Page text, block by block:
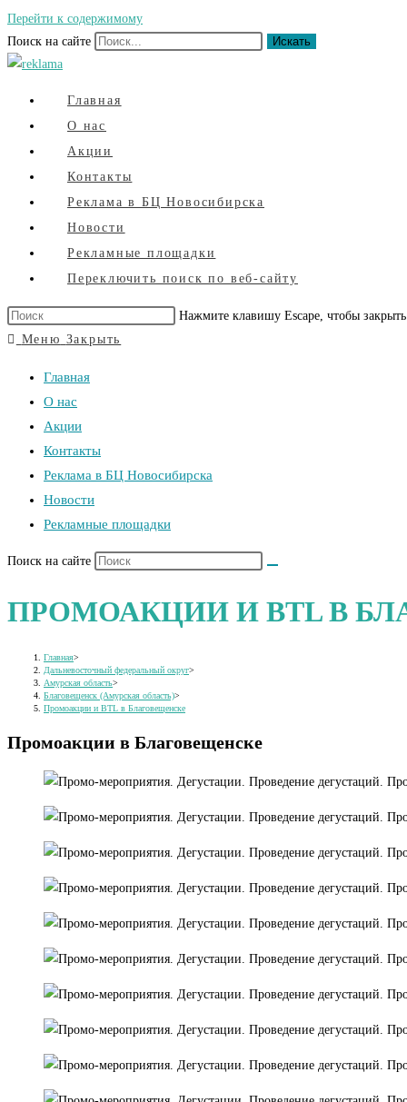
Перейти к содержимому
Поиск на сайте
Искать
Главная
О нас
Акции
Контакты
Реклама в БЦ Новосибирска
Новости
Рекламные площадки
Переключить поиск по веб-сайту
Нажмите клавишу Escape, чтобы
Меню Закрыть
Главная
О нас
Акции
Контакты
Реклама в БЦ Новосибирска
Новости
Рекламные площадки
Поиск на сайте
ПРОМОАКЦИИ И BTL В
Главная>
Дальневосточный федеральный округ>
Амурская область>
Благовещенск (Амурская область)>
Промоакции и BTL в Благовещенске
Промоакции в Благовещенске